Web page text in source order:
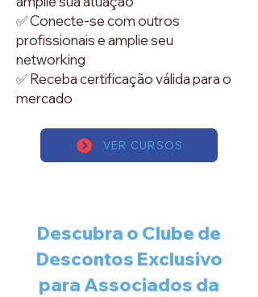
✅ Conecte-se com outros
profissionais e amplie seu
networking
✅ Receba certificação válida para o
mercado
VER CURSOS
Descubra o Clube de
Descontos Exclusivo
para Associados da